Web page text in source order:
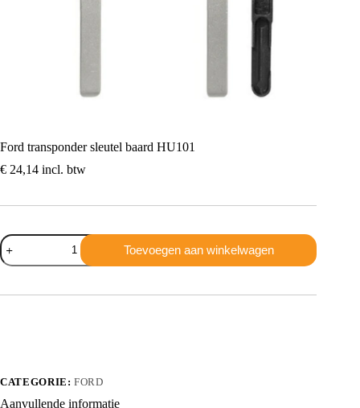
Ford transponder sleutel baard HU101
€ 24,14 incl. btw
Ford
transponder
sleutel
HU101
Toevoegen aan winkelwagen
CATEGORIE:FORD
Aanvullende informatie